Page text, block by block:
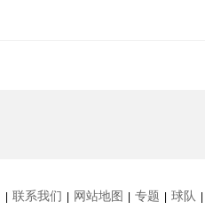
联系我们 网站地图 专题 球队